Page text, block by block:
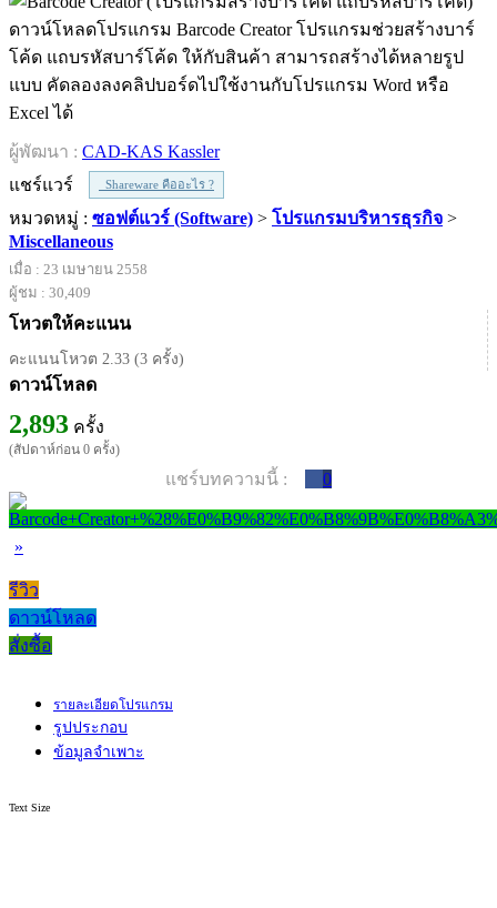
ดาวน์โหลดโปรแกรม Barcode Creator โปรแกรมช่วยสร้างบาร์
โค้ด แถบรหัสบาร์โค้ด ให้กับสินค้า สามารถสร้างได้หลายรูป
แบบ คัดลองลงคลิปบอร์ดไปใช้งานกับโปรแกรม Word หรือ
Excel ได้
ผู้พัฒนา : CAD-KAS Kassler
แชร์แวร์
Shareware คืออะไร ?
หมวดหมู่ : ซอฟต์แวร์ (Software) > โปรแกรมบริหารธุรกิจ >
Miscellaneous
เมื่อ : 23 เมษายน 2558
ผู้ชม : 30,409
โหวตให้คะแนน
คะแนนโหวต 2.33 (3 ครั้ง)
ดาวน์โหลด
2,893 ครั้ง
(สัปดาห์ก่อน 0 ครั้ง)
แชร์บทความนี้ : 0
»
รีวิว
ดาวน์โหลด
สั่งซื้อ
รายละเอียดโปรแกรม
รูปประกอบ
ข้อมูลจำเพาะ
Text Size